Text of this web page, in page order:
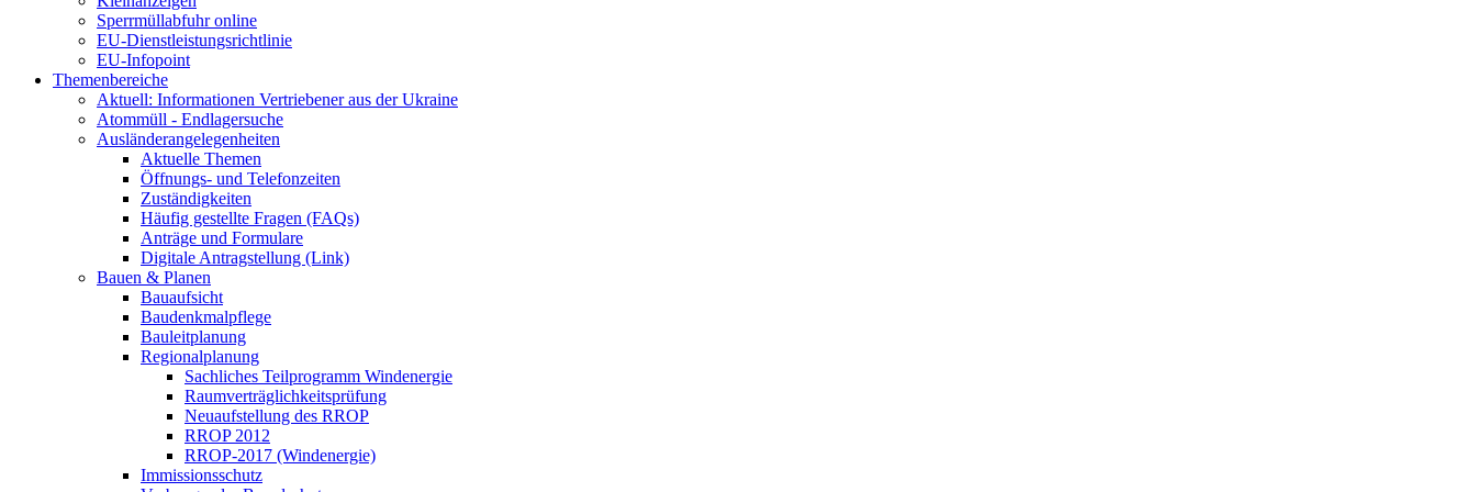
Sperrmüllabfuhr online
EU-Dienstleistungsrichtlinie
EU-Infopoint
Themenbereiche
Aktuell: Informationen Vertriebener aus der Ukraine
Atommüll - Endlagersuche
Ausländerangelegenheiten
Aktuelle Themen
Öffnungs- und Telefonzeiten
Zuständigkeiten
Häufig gestellte Fragen (FAQs)
Anträge und Formulare
Digitale Antragstellung (Link)
Bauen & Planen
Bauaufsicht
Baudenkmalpflege
Bauleitplanung
Regionalplanung
Sachliches Teilprogramm Windenergie
Raumverträglichkeitsprüfung
Neuaufstellung des RROP
RROP 2012
RROP-2017 (Windenergie)
Immissionsschutz